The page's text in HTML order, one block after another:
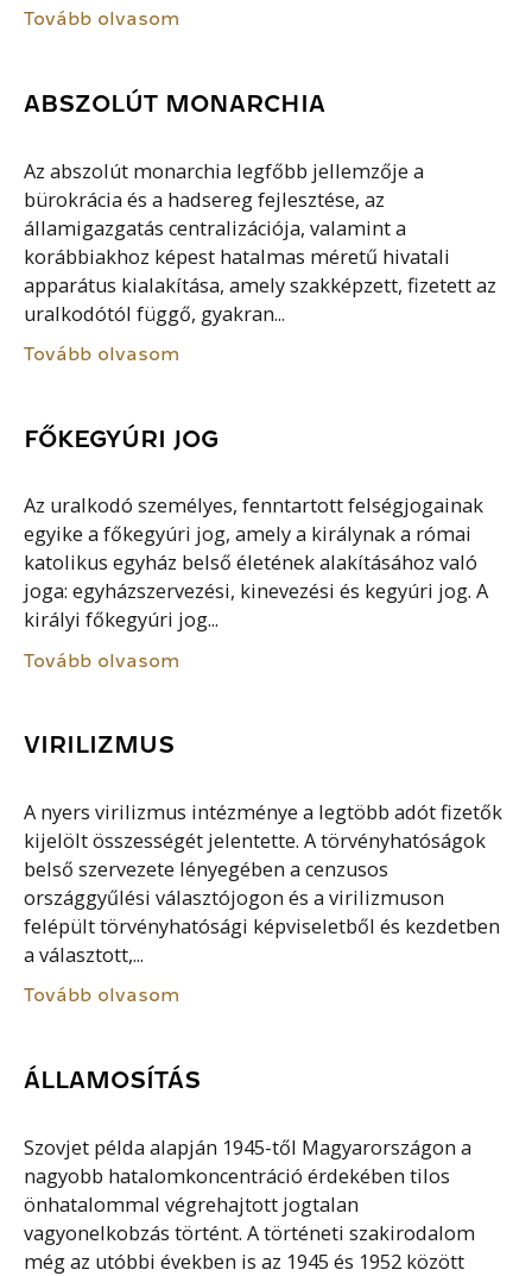
Tovább olvasom
ABSZOLÚT MONARCHIA
Az abszolút monarchia legfőbb jellemzője a
bürokrácia és a hadsereg fejlesztése, az
államigazgatás centralizációja, valamint a
korábbiakhoz képest hatalmas méretű hivatali
apparátus kialakítása, amely szakképzett, fizetett az
uralkodótól függő, gyakran...
Tovább olvasom
FŐKEGYÚRI JOG
Az uralkodó személyes, fenntartott felségjogainak
egyike a főkegyúri jog, amely a királynak a római
katolikus egyház belső életének alakításához való
joga: egyházszervezési, kinevezési és kegyúri jog. A
királyi főkegyúri jog...
Tovább olvasom
VIRILIZMUS
A nyers virilizmus intézménye a legtöbb adót fizetők
kijelölt összességét jelentette. A törvényhatóságok
belső szervezete lényegében a cenzusos
országgyűlési választójogon és a virilizmuson
felépült törvényhatósági képviseletből és kezdetben
a választott,...
Tovább olvasom
ÁLLAMOSÍTÁS
Szovjet példa alapján 1945-től Magyarországon a
nagyobb hatalomkoncentráció érdekében tilos
önhatalommal végrehajtott jogtalan
vagyonelkobzás történt. A történeti szakirodalom
még az utóbbi években is az 1945 és 1952 között